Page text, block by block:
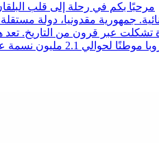
مرحبًا بكم في رحلة إلى قلب
تشكلت عبر قرون من التاريخ.